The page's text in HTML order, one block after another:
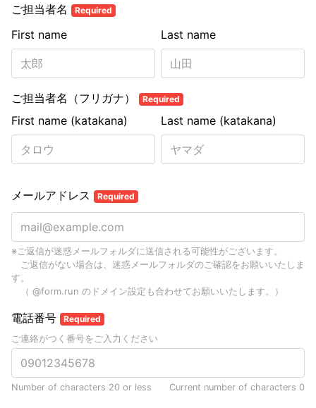
ご担当者名 Required
Last name
First name
ご担当者名（フリガナ） Required
Last name (katakana)
First name (katakana)
メールアドレス Required
※ご返信が迷惑メールフォルダに送信される可能性がございます。
ご返信がない場合は、迷惑メールフォルダのご確認をお願いいたしま
す。
（ @form.run のドメイン設定も合わせてお願いいたします。）
電話番号 Required
ご連絡がつく番号をご入力ください
Number of characters 20 or less Current number of characters 0